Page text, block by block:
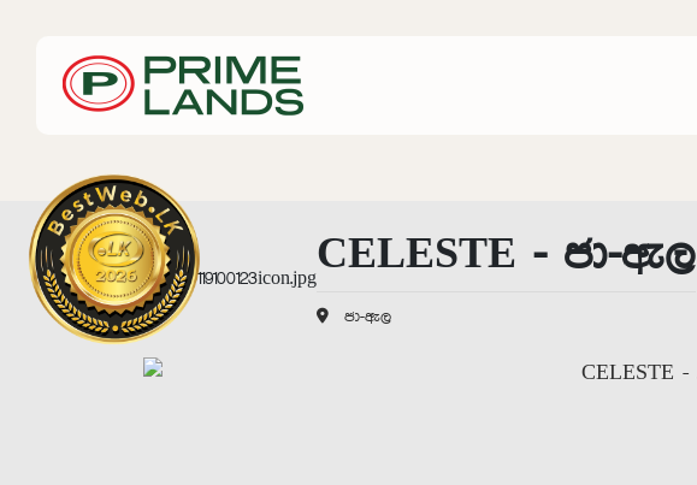
CELESTE - ජා-ඇල
ජා-ඇල